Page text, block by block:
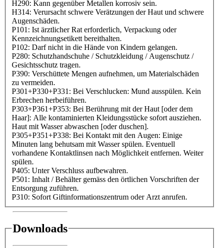
H290: Kann gegenüber Metallen korrosiv sein.
H314: Verursacht schwere Verätzungen der Haut und schwere
Augenschäden.
P101: Ist ärztlicher Rat erforderlich, Verpackung oder
Kennzeichnungsetikett bereithalten.
P102: Darf nicht in die Hände von Kindern gelangen.
P280: Schutzhandschuhe / Schutzkleidung / Augenschutz /
Gesichtsschutz tragen.
P390: Verschüttete Mengen aufnehmen, um Materialschäden
zu vermeiden.
P301+P330+P331: Bei Verschlucken: Mund ausspülen. Kein
Erbrechen herbeiführen.
P303+P361+P353: Bei Berührung mit der Haut [oder dem
Haar]: Alle kontaminierten Kleidungsstücke sofort ausziehen.
Haut mit Wasser abwaschen [oder duschen].
P305+P351+P338: Bei Kontakt mit den Augen: Einige
Minuten lang behutsam mit Wasser spülen. Eventuell
vorhandene Kontaktlinsen nach Möglichkeit entfernen. Weiter
spülen.
P405: Unter Verschluss aufbewahren.
P501: Inhalt / Behälter gemäss den örtlichen Vorschriften der
Entsorgung zuführen.
P310: Sofort Giftinformationszentrum oder Arzt anrufen.
Downloads